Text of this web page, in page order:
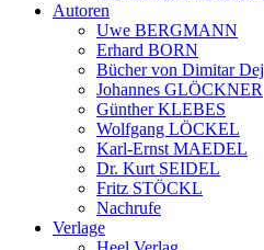
Autoren
Uwe BERGMANN
Erhard BORN
Bücher von Dimitar
Johannes GLÖCKNER
Günther KLEBES
Wolfgang LÖCKEL
Karl-Ernst MAEDEL
Dr. Kurt SEIDEL
Fritz STÖCKL
Nachrufe
Verlage